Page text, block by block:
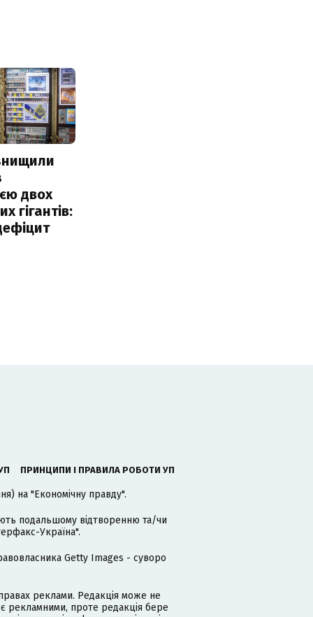
двох
гігантів:
ПРИНЦИПИ І ПРАВИЛА РОБОТИ УП
на "Економічну правду".
подальшому відтворенню та/чи
Україна".
Getty Images - суворо
реклами. Редакція може не
рекламними, проте редакція бере